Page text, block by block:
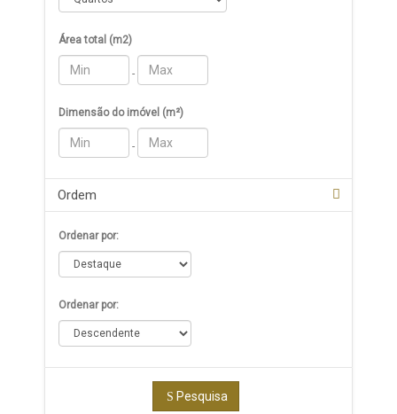
Área total (m2)
-
Dimensão do imóvel (m²)
-
Ordem
Ordenar por:
Ordenar por:
Pesquisa